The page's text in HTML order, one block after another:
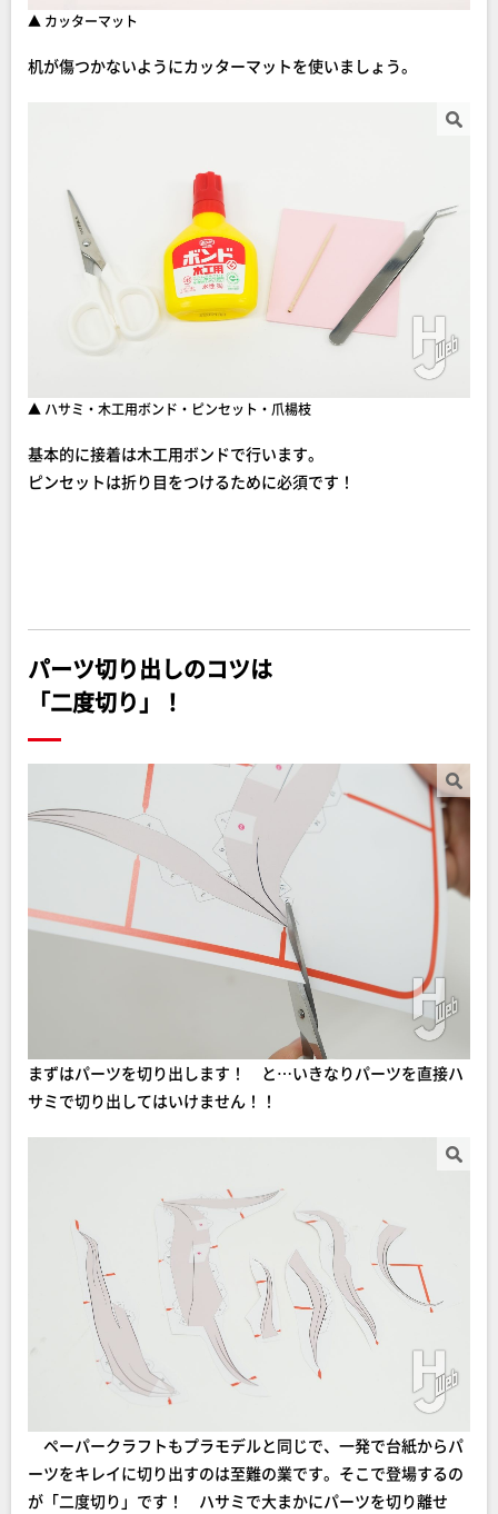
▲ カッターマット
机が傷つかないようにカッターマットを使いましょう。
▲ ハサミ・木工用ボンド・ピンセット・爪楊枝
基本的に接着は木工用ボンドで行います。
ピンセットは折り目をつけるために必須です！
パーツ切り出しのコツは
「二度切り」！
まずはパーツを切り出します！ と…いきなりパーツを直接ハ
サミで切り出してはいけません！！
ペーパークラフトもプラモデルと同じで、一発で台紙からパ
ーツをキレイに切り出すのは至難の業です。そこで登場するの
が「二度切り」です！ ハサミで大まかにパーツを切り離せ